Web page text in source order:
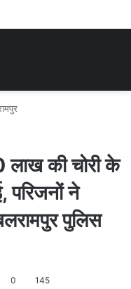
लाख की चोरी के
परिजनों ने
पुलिस
0 145